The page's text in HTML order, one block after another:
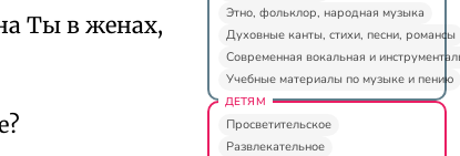
Ты в женах,
Этно, фольклор, народная музыка
Духовные канты, стихи, песни, романсы
Современная вокальная и
Учебные материалы по музыке и пению
ДЕТЯМ
Просветительское
Развлекательное